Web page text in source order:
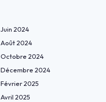
Juin 2024
Août 2024
Octobre 2024
Décembre 2024
Février 2025
Avril 2025